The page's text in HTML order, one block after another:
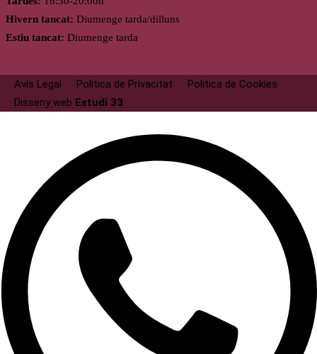
Hivern tancat: Diumenge tarda/dilluns
Estiu tancat: Diumenge tarda
Avís Legal Politica de Privacitat
Politica de Cookies
Disseny web Estudi 33